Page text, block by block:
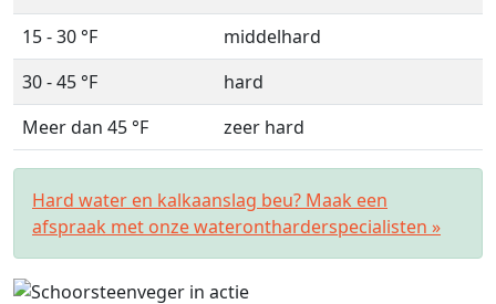
15 - 30 °F
middelhard
30 - 45 °F
hard
Meer dan 45 °F
zeer hard
Hard water en kalkaanslag beu? Maak een
afspraak met onze waterontharderspecialisten »